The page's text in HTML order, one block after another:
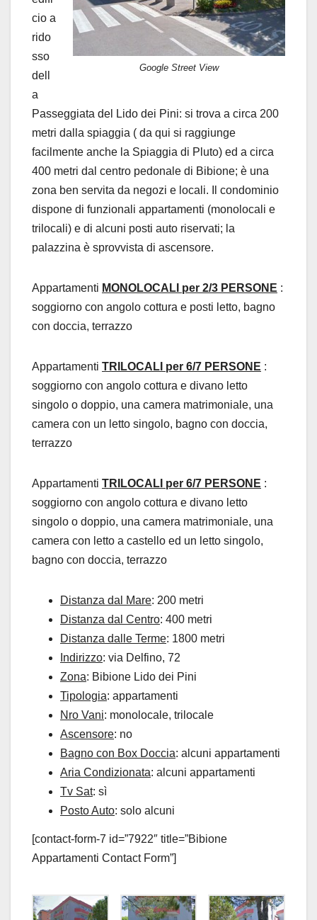
Google Street View
cio a
rido
sso
dell
a
Passeggiata del Lido dei Pini: si trova a circa 200
metri dalla spiaggia ( da qui si raggiunge
facilmente anche la Spiaggia di Pluto) ed a circa
400 metri dal centro pedonale di Bibione; è una
zona ben servita da negozi e locali. Il condominio
dispone di funzionali appartamenti (monolocali e
trilocali) e di alcuni posti auto riservati; la
palazzina è sprovvista di ascensore.
Appartamenti MONOLOCALI per 2/3 PERSONE :
soggiorno con angolo cottura e posti letto, bagno
con doccia, terrazzo
Appartamenti TRILOCALI per 6/7 PERSONE :
soggiorno con angolo cottura e divano letto
singolo o doppio, una camera matrimoniale, una
camera con un letto singolo, bagno con doccia,
terrazzo
Appartamenti TRILOCALI per 6/7 PERSONE :
soggiorno con angolo cottura e divano letto
singolo o doppio, una camera matrimoniale, una
camera con letto a castello ed un letto singolo,
bagno con doccia, terrazzo
Distanza dal Mare: 200 metri
Distanza dal Centro: 400 metri
Distanza dalle Terme: 1800 metri
Indirizzo: via Delfino, 72
Zona: Bibione Lido dei Pini
Tipologia: appartamenti
Nro Vani: monolocale, trilocale
Ascensore: no
Bagno con Box Doccia: alcuni appartamenti
Aria Condizionata: alcuni appartamenti
Tv Sat: sì
Posto Auto: solo alcuni
[contact-form-7 id=”7922″ title=”Bibione
Appartamenti Contact Form”]